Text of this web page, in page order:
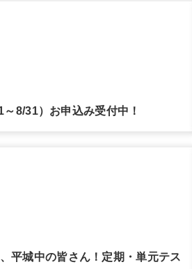
8/31）お申込み受付中！
平城中の皆さん！定期・単元テス